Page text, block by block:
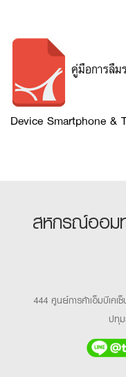
คู่มือการลื
Device Smartphone &
สหกรณ์ออม
444 ศูนย์การค้าเอ็มบีเค
ปทุ